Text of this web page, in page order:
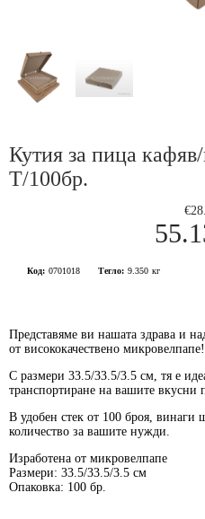
Кутия за пица
Т/100бр.
Код: 0701018 Тегло: 9.350 кг
Представяме ви нашата здрава и
от висококачествено микровелпапе!
С размери 33.5/33.5/3.5 см, тя е
транспортиране на вашите вкусни
В удобен стек от 100 броя, винаги
количество за вашите нужди.
Изработена от микровелпапе
Размери: 33.5/33.5/3.5 см
Опаковка: 100 бр.